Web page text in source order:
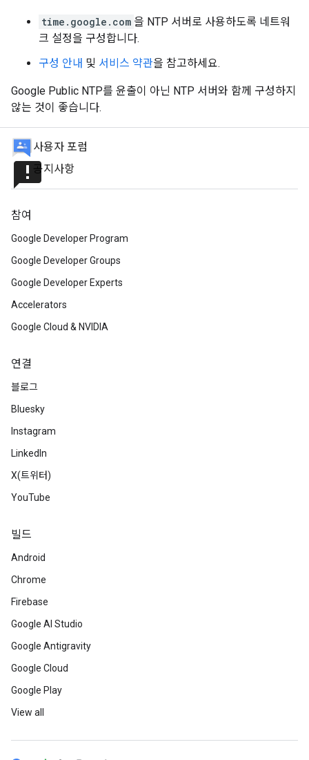
time.google.com 을 NTP 서버로 사용하도록 네트워
크 설정을 구성합니다.
구성 안내 및 서비스 약관을 참고하세요.
Google Public NTP를 윤출이 아닌 NTP 서버와 함께 구성하지
않는 것이 좋습니다.
사용자 포럼
announcement공지사항
참여
Google Developer Program
Google Developer Groups
Google Developer Experts
Accelerators
Google Cloud & NVIDIA
연결
블로그
Bluesky
Instagram
LinkedIn
X(트위터)
YouTube
빌드
Android
Chrome
Firebase
Google AI Studio
Google Antigravity
Google Cloud
Google Play
View all